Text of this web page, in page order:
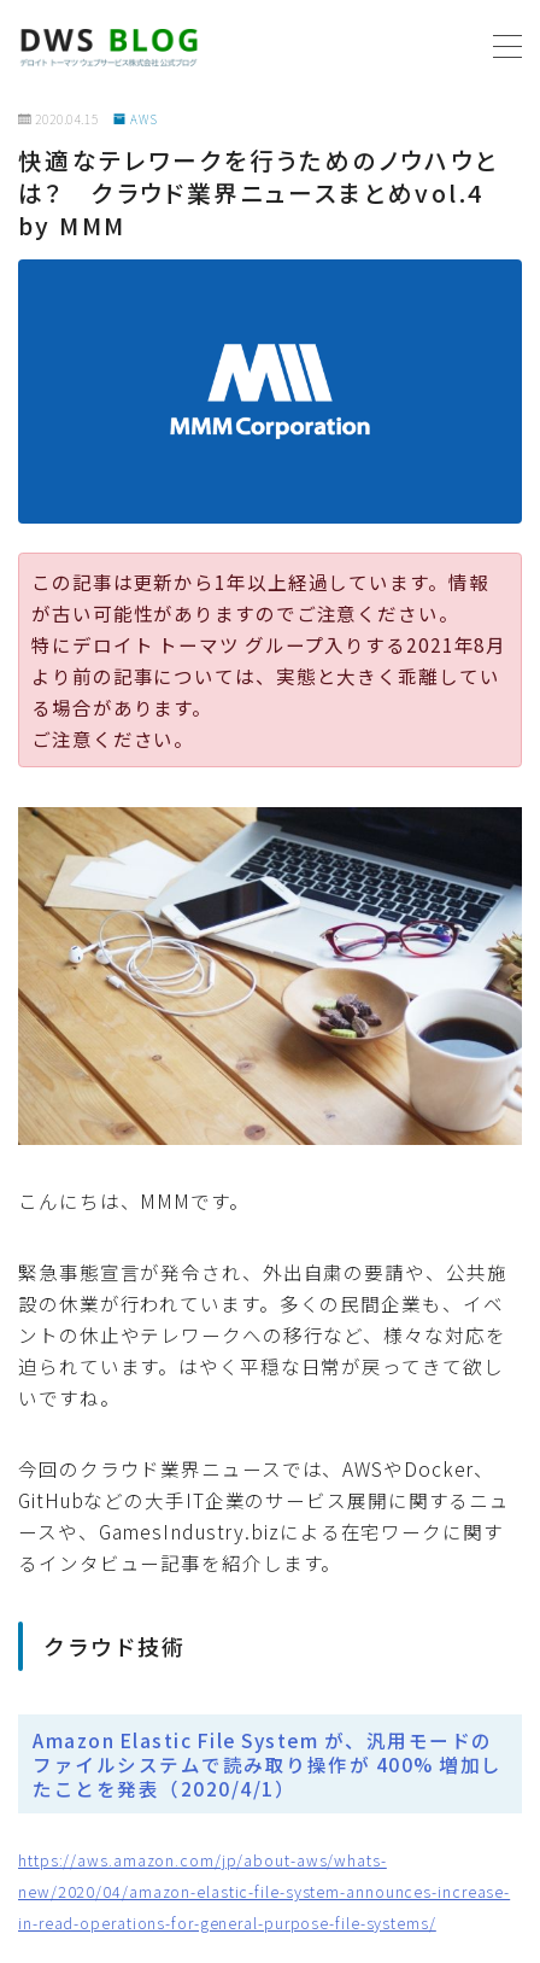
ホーム
AWS
公式ページ
2020.04.15 AWS
快適なテレワークを行うためのノウハウと
は？ クラウド業界ニュースまとめvol.4
by MMM
この記事は更新から1年以上経過しています。情報
が古い可能性がありますのでご注意ください。
特にデロイト トーマツ グループ入りする2021年8月
より前の記事については、実態と大きく乖離してい
る場合があります。
ご注意ください。
こんにちは、MMMです。
緊急事態宣言が発令され、外出自粛の要請や、公共施
設の休業が行われています。多くの民間企業も、イベ
ントの休止やテレワークへの移行など、様々な対応を
迫られています。はやく平穏な日常が戻ってきて欲し
いですね。
今回のクラウド業界ニュースでは、AWSやDocker、
GitHubなどの大手IT企業のサービス展開に関するニュ
ースや、GamesIndustry.bizによる在宅ワークに関す
るインタビュー記事を紹介します。
クラウド技術
Amazon Elastic File System が、汎用モードの
ファイルシステムで読み取り操作が 400% 増加し
たことを発表（2020/4/1）
https://aws.amazon.com/jp/about-aws/whats-
new/2020/04/amazon-elastic-file-system-announces-increase-
in-read-operations-for-general-purpose-file-systems/